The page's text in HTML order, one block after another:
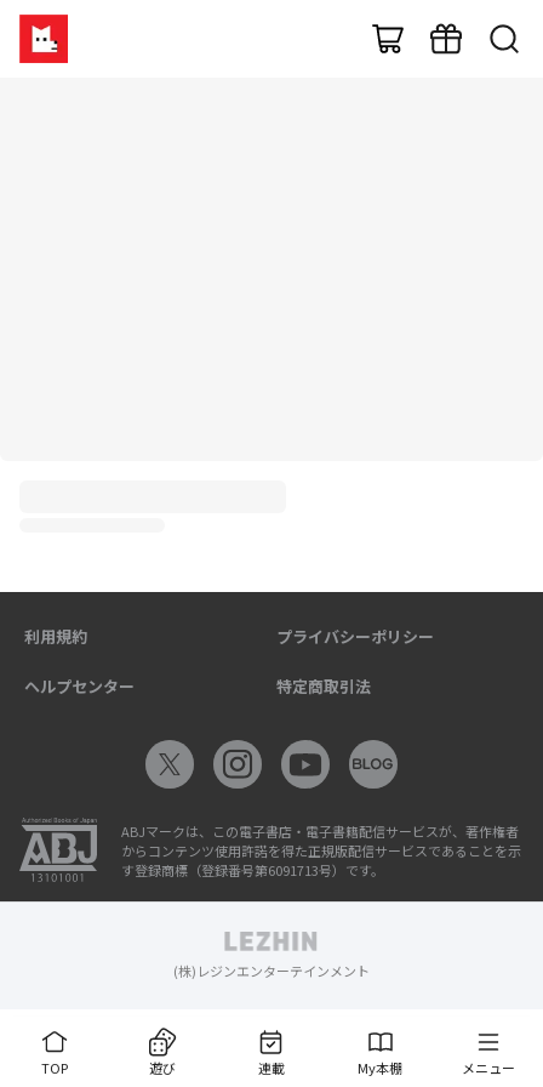
TOP 遊び 連載 My本棚 メニュー
利用規約 プライバシーポリシー
ヘルプセンター 特定商取引法
ABJマークは、この電子書店・電子書籍配信サービスが、著作権者
からコンテンツ使用許諾を得た正規版配信サービスであることを示
す登録商標（登録番号第6091713号）です。
(株)レジンエンターテインメント